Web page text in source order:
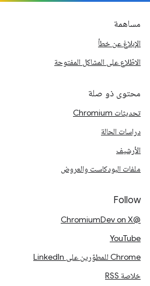
مساهمة
الإبلاغ عن خطأ
الاطّلاع على المشاكل المفتوحة
محتوى ذو صلة
تحديثات Chromium
دراسات الحالة
الأرشيف
ملفات البودكاست والعروض
Follow
@ChromiumDev on X
YouTube
Chrome للمطوّرين على LinkedIn
خلاصة RSS